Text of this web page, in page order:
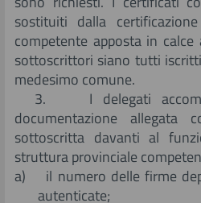
sostituiti dalla
competente apposta in
sottoscrittori siano tutti
medesimo comune.
3. I delegati
documentazione allegata
sottoscritta davanti al
struttura provinciale
a) il numero delle firme
autenticate;